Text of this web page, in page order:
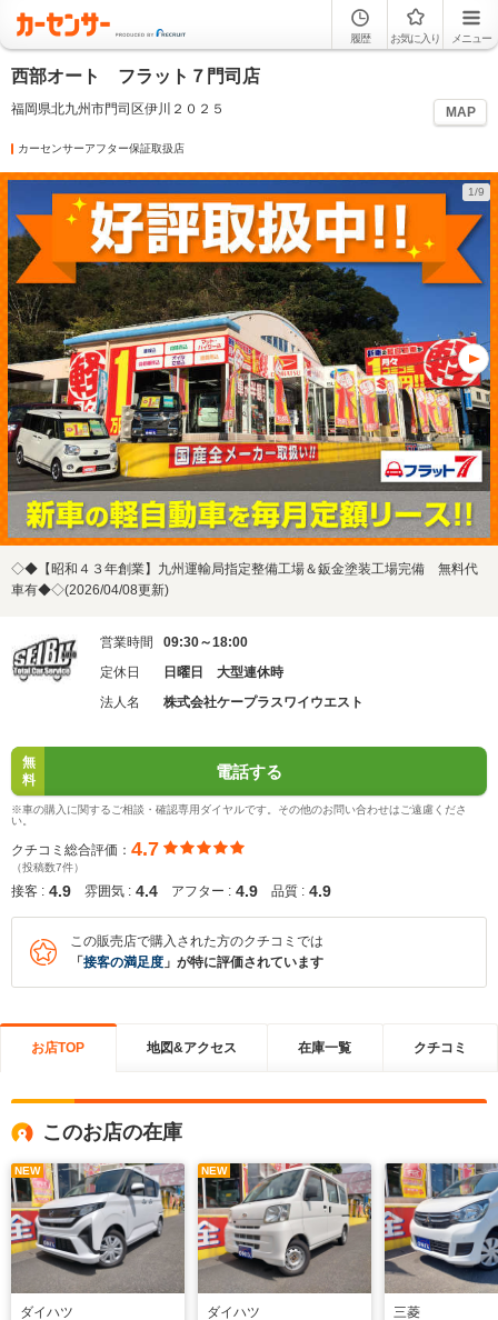
履歴 お気に入り メニュー
西部オート フラット７門司店
福岡県北九州市門司区伊川２０２５ MAP
カーセンサーアフター保証取扱店
1/9
◇◆【昭和４３年創業】九州運輸局指定整備工場＆鈑金塗装工場完備 無料代
車有◆◇(2026/04/08更新)
営業時間
09:30～18:00
定休日
日曜日 大型連休時
法人名
株式会社ケープラスワイウエスト
無
料
電話する
※車の購入に関するご相談・確認専用ダイヤルです。その他のお問い合わせはご遠慮くださ
い。
クチコミ総合評価： 4.7
（投稿数7件）
接客 : 4.9 雰囲気 : 4.4 アフター : 4.9 品質 : 4.9
この販売店で購入された方のクチコミでは
「 接客の満足度 」が特に評価されています
お店TOP 地図&アクセス 在庫一覧 クチコミ
このお店の在庫
NEW
ダイハツ
NEW
ダイハツ 三菱